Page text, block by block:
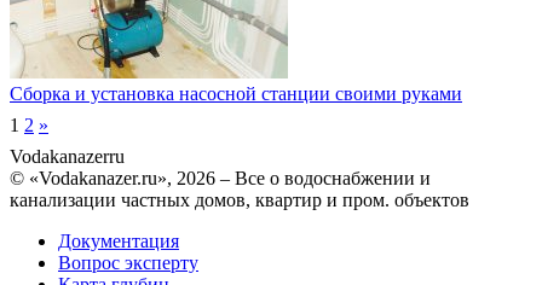
Сборка и установка насосной станции своими руками
1 2 »
Vodakanazerru
© «Vodakanazer.ru», 2026 – Все о водоснабжении и
канализации частных домов, квартир и пром. объектов
Документация
Вопрос эксперту